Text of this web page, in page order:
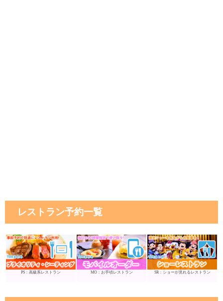
レストラン予約一覧
PS：高級系レストラン MO：お手頃レストラン SR：ショーが見れるレストラン